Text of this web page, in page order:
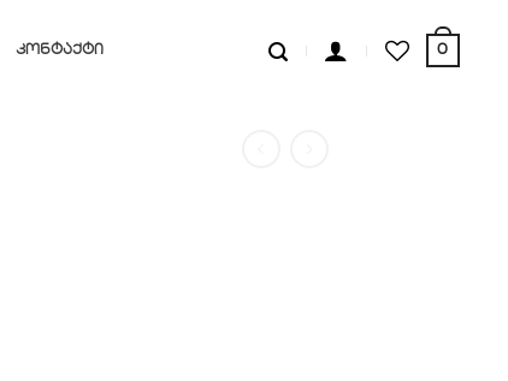
ᲙᲝᲜᲢᲐᲥᲢᲘ 0